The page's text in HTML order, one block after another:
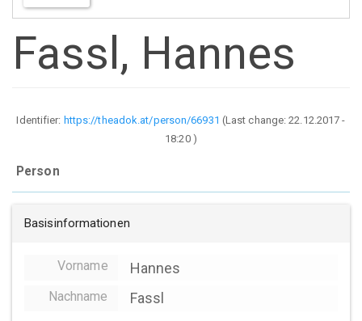
Fassl, Hannes
Identifier: https://theadok.at/person/66931 (Last change:22.12.2017 -
18:20)
Person
Basisinformationen
Vorname Hannes
Nachname Fassl